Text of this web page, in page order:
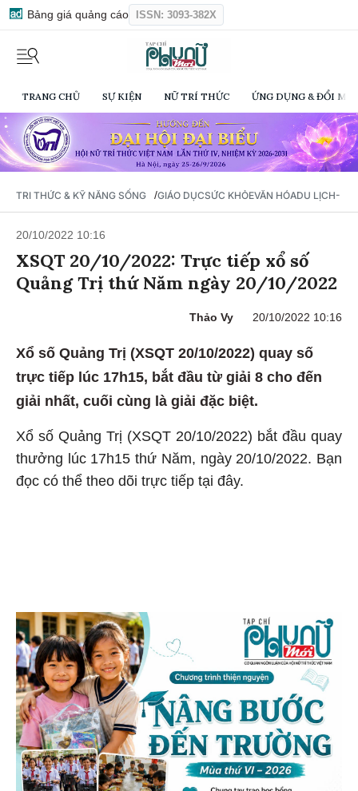
Bảng giá quảng cáo ISSN: 3093-382X
TRANG CHỦ SỰ KIỆN NỮ TRÍ THỨC ỨNG DỤNG & ĐỔI
TRI THỨC & KỸ NĂNG SỐNG /GIÁO DỤCSỨC KHỎEVĂN HÓADU LỊCH-
20/10/2022 10:16
XSQT 20/10/2022: Trực tiếp xổ số
Quảng Trị thứ Năm ngày 20/10/2022
Thảo Vy 20/10/2022 10:16
Xổ số Quảng Trị (XSQT 20/10/2022) quay số
trực tiếp lúc 17h15, bắt đầu từ giải 8 cho đến
giải nhất, cuối cùng là giải đặc biệt.
Xổ số Quảng Trị (XSQT 20/10/2022) bắt đầu quay
thưởng lúc 17h15 thứ Năm, ngày 20/10/2022. Bạn
đọc có thể theo dõi trực tiếp tại đây.